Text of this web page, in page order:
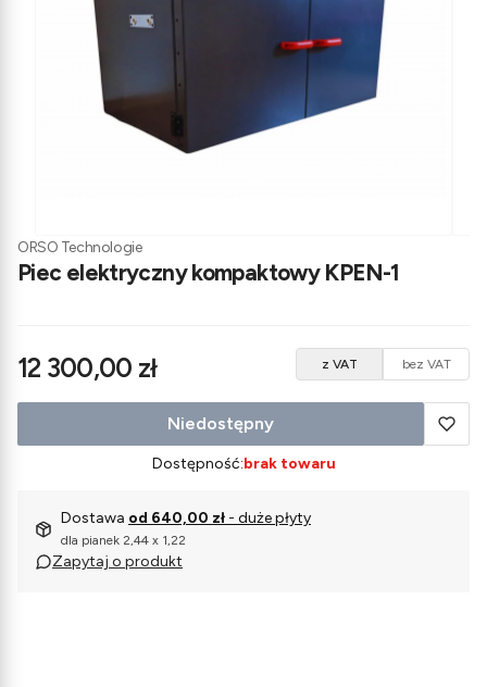
ORSO Technologie
Piec elektryczny kompaktowy KPEN-1
z VAT bez VAT
Cena
12 300,00 zł
Niedostępny
Dostępność:brak towaru
Dostawa od 640,00 zł - duże płyty
dla pianek 2,44 x 1,22
Zapytaj o produkt